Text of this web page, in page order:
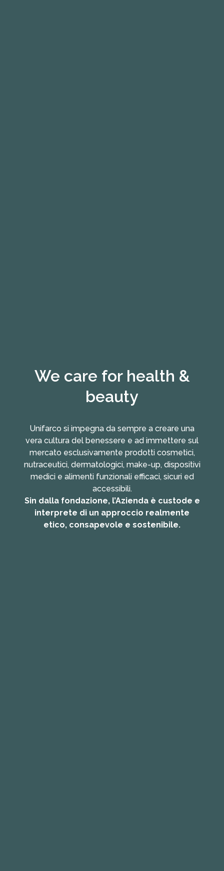
We care for health &
beauty
Unifarco si impegna da sempre a creare una
vera cultura del benessere e ad immettere sul
mercato esclusivamente prodotti cosmetici,
nutraceutici, dermatologici, make-up, dispositivi
medici e alimenti funzionali efficaci, sicuri ed
accessibili.
Sin dalla fondazione, l’Azienda è custode e
interprete di un approccio realmente
etico, consapevole e sostenibile.